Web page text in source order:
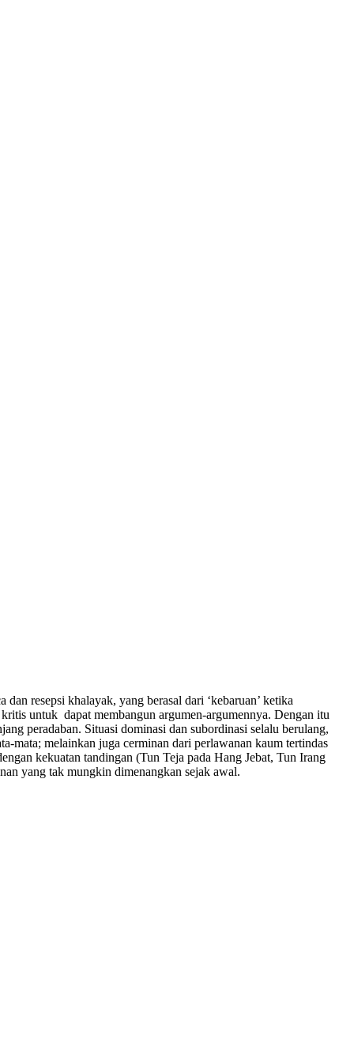
resepsi khalayak, yang berasal dari ‘kebaruan’ ketika
untuk dapat membangun argumen-argumennya. Dengan itu
peradaban. Situasi dominasi dan subordinasi selalu berulang,
mata; melainkan juga cerminan dari perlawanan kaum tertindas
kekuatan tandingan (Tun Teja pada Hang Jebat, Tun Irang
yang tak mungkin dimenangkan sejak awal.